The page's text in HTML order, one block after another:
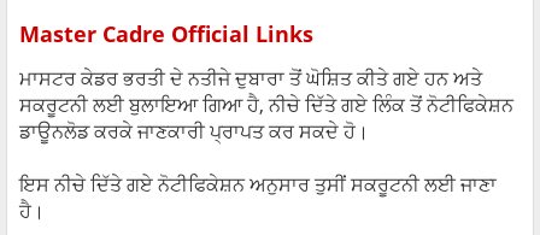
Master Cadre Official Links
ਮਾਸਟਰ ਕੇਡਰ ਭਰਤੀ ਦੇ ਨਤੀਜੇ ਦੁਬਾਰਾ ਤੋਂ ਘੋਸ਼ਿਤ ਕੀਤੇ ਗਏ ਹਨ ਅਤੇ
ਸਕਰੂਟਨੀ ਲਈ ਬੁਲਾਇਆ ਗਿਆ ਹੈ, ਨੀਚੇ ਦਿੱਤੇ ਗਏ ਲਿੰਕ ਤੋਂ ਨੋਟੀਫਿਕੇਸ਼ਨ
ਡਾਊਨਲੋਡ ਕਰਕੇ ਜਾਣਕਾਰੀ ਪ੍ਰਾਪਤ ਕਰ ਸਕਦੇ ਹੋ।
ਇਸ ਨੀਚੇ ਦਿੱਤੇ ਗਏ ਨੋਟੀਫਿਕੇਸ਼ਨ ਅਨੁਸਾਰ ਤੁਸੀਂਸਕਰੂਟਨੀ ਲਈ ਜਾਣਾ
ਹੈ।